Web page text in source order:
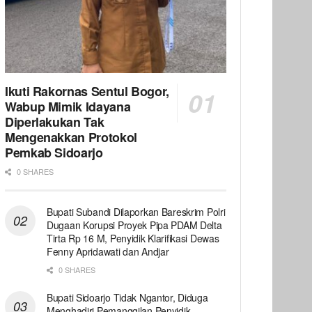
Ikuti Rakornas Sentul Bogor,
Wabup Mimik Idayana
Diperlakukan Tak
Mengenakkan Protokol
Pemkab Sidoarjo
0 SHARES
Bupati Subandi Dilaporkan Bareskrim Polri
Dugaan Korupsi Proyek Pipa PDAM Delta
Tirta Rp 16 M, Penyidik Klarifikasi Dewas
Fenny Apridawati dan Andjar
0 SHARES
Bupati Sidoarjo Tidak Ngantor, Diduga